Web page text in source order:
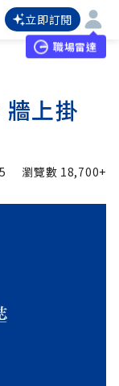
立即訂閱
職場雷達
上掛
瀏覽數 18,700+